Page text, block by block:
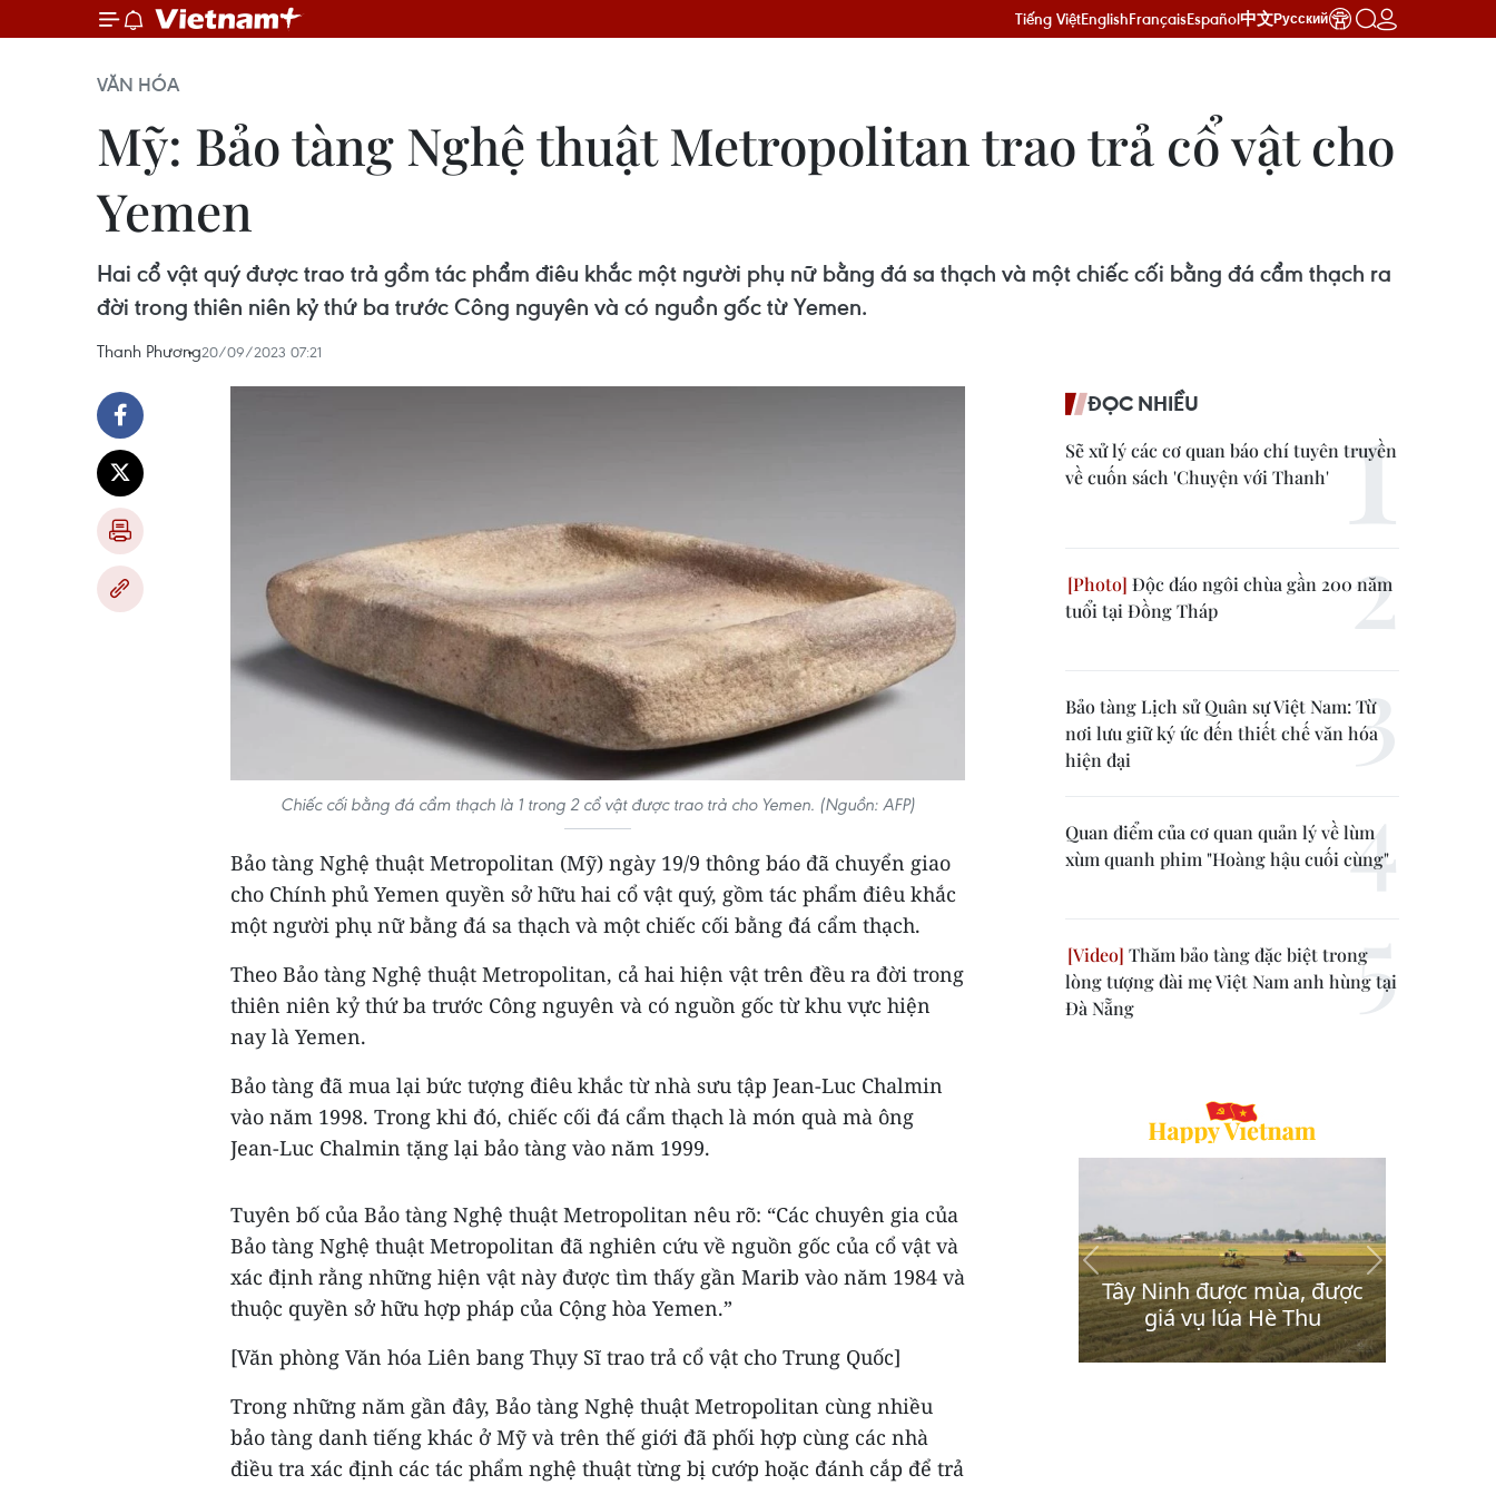
Tiếng ViệtEnglishFrançaisEspañol中文Русский
VĂN HÓA
Mỹ: Bảo tàng Nghệ thuật Metropolitan trao trả cổ vật cho
Yemen
Hai cổ vật quý được trao trả gồm tác phẩm điêu khắc một người phụ nữ bằng đá sa thạch và một chiếc cối bằng đá cẩm thạch ra
đời trong thiên niên kỷ thứ ba trước Công nguyên và có nguồn gốc từ Yemen.
Thanh Phương20/09/2023 07:21
Chiếc cối bằng đá cẩm thạch là 1 trong 2 cổ vật được trao trả cho Yemen. (Nguồn: AFP)
Bảo tàng Nghệ thuật Metropolitan (Mỹ) ngày 19/9 thông báo đã chuyển giao
cho Chính phủ Yemen quyền sở hữu hai cổ vật quý, gồm tác phẩm điêu khắc
một người phụ nữ bằng đá sa thạch và một chiếc cối bằng đá cẩm thạch.
Theo Bảo tàng Nghệ thuật Metropolitan, cả hai hiện vật trên đều ra đời trong
thiên niên kỷ thứ ba trước Công nguyên và có nguồn gốc từ khu vực hiện
nay là Yemen.
Bảo tàng đã mua lại bức tượng điêu khắc từ nhà sưu tập Jean-Luc Chalmin
vào năm 1998. Trong khi đó, chiếc cối đá cẩm thạch là món quà mà ông
Jean-Luc Chalmin tặng lại bảo tàng vào năm 1999.
Tuyên bố của Bảo tàng Nghệ thuật Metropolitan nêu rõ: “Các chuyên gia của
Bảo tàng Nghệ thuật Metropolitan đã nghiên cứu về nguồn gốc của cổ vật và
xác định rằng những hiện vật này được tìm thấy gần Marib vào năm 1984 và
thuộc quyền sở hữu hợp pháp của Cộng hòa Yemen.”
[Văn phòng Văn hóa Liên bang Thụy Sĩ trao trả cổ vật cho Trung Quốc]
Trong những năm gần đây, Bảo tàng Nghệ thuật Metropolitan cùng nhiều
bảo tàng danh tiếng khác ở Mỹ và trên thế giới đã phối hợp cùng các nhà
điều tra xác định các tác phẩm nghệ thuật từng bị cướp hoặc đánh cắp để trả
ĐỌC NHIỀU
Sẽ xử lý các cơ quan báo chí tuyên truyền
về cuốn sách 'Chuyện với Thanh'
Độc đáo ngôi chùa gần 200 năm
tuổi tại Đồng Tháp
Bảo tàng Lịch sử Quân sự Việt Nam: Từ
nơi lưu giữ ký ức đến thiết chế văn hóa
hiện đại
Quan điểm của cơ quan quản lý về lùm
xùm quanh phim "Hoàng hậu cuối cùng"
Thăm bảo tàng đặc biệt trong
lòng tượng đài mẹ Việt Nam anh hùng tại
Đà Nẵng